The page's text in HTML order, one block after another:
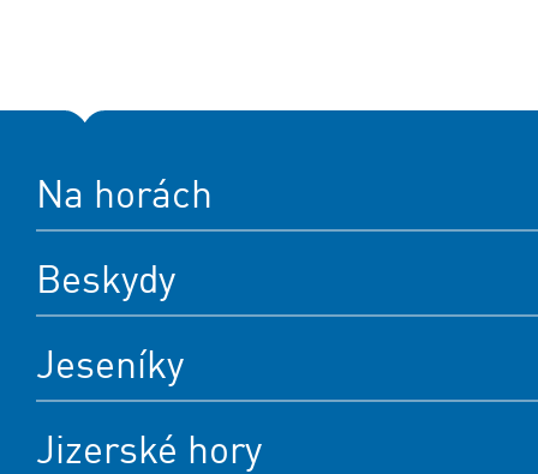
Na horách
Beskydy
Jeseníky
Jizerské hory